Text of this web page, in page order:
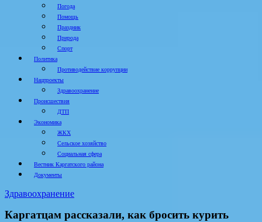
Погода
Помощь
Праздник
Природа
Спорт
Политика
Противодействие коррупции
Нацпроекты
Здравоохранение
Происшествия
ДТП
Экономика
ЖКХ
Сельское хозяйство
Социальная сфера
Вестник Каргатского района
Документы
Здравоохранение
Каргатцам рассказали, как бросить курить